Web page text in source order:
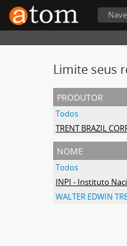
Limite seus
produtor
Todos
TRENT BRAZIL
nome
Todos
WALTER EDWIN